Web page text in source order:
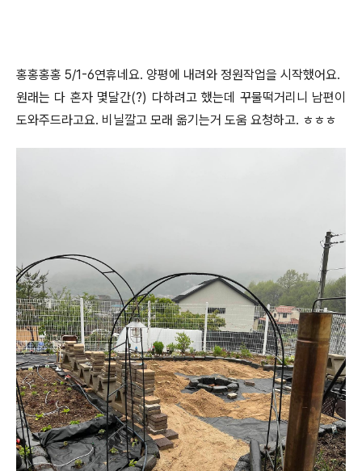
홍홍홍홍 5/1-6연휴네요. 양평에 내려와 정원작업을 시작했어요.
원래는 다 혼자 몇달간(?) 다하려고 했는데 꾸물떡거리니 남편이
도와주드라고요. 비닐깔고 모래 옮기는거 도움 요청하고. ㅎㅎㅎ